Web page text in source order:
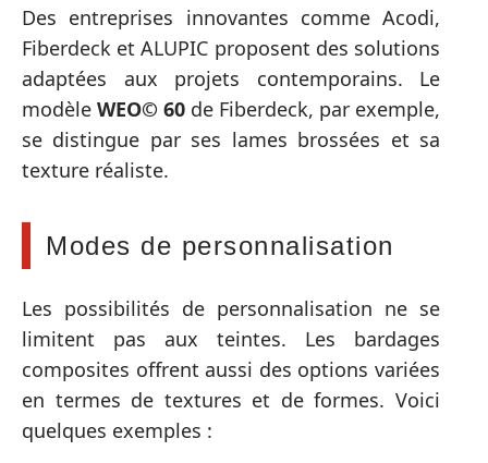
Des entreprises innovantes comme Acodi,
Fiberdeck et ALUPIC proposent des solutions
adaptées aux projets contemporains. Le
modèle WEO© 60 de Fiberdeck, par exemple,
se distingue par ses lames brossées et sa
texture réaliste.
Modes de personnalisation
Les possibilités de personnalisation ne se
limitent pas aux teintes. Les bardages
composites offrent aussi des options variées
en termes de textures et de formes. Voici
quelques exemples :